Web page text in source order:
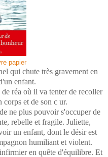
papier
qui chute très gravement en
enfant.
réa où il va tenter de recoller
corps et de son c ur.
ne plus pouvoir s'occuper de
rebelle et fragile. Juliette,
un enfant, dont le désir est
humiliant et violent.
en quête d'équilibre. Et